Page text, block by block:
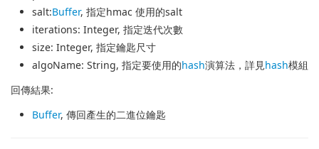
salt:Buffer, 指定hmac 使用的salt
iterations: Integer, 指定迭代次數
size: Integer, 指定鑰匙尺寸
algoName: String, 指定要使用的hash演算法，詳見hash模組
回傳結果:
Buffer, 傳回產生的二進位鑰匙